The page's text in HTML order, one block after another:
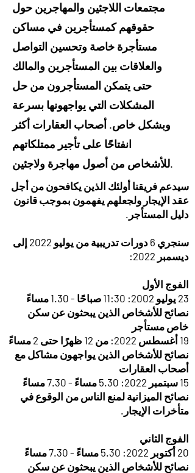
مجتمعات اللاجئين والمهاجرين حول
حقوقهم كمستأجرين في مساكن
مستأجرة خاصة وتحسين التواصل
والعلاقات بين المستأجرين والمالك
حتى يتمكن المستأجرون من حل
المشكلات التي يواجهونها بسرعة
وبشكل خاص. أصحاب العقارات أكثر
انفتاحًا على تأجير ممتلكاتهم
للأشخاص من أصول مهاجرة ولاجئين.
سيدعم فريقنا أولئك الذين يكافحون من أجل
عقد الإيجار ولجعلهم يفهمون بموجب قانون
دليل المستأجر.
سنجري 6 دورات تدريبية من يوليو 2022 إلى
ديسمبر 2022:
الفوج الأول
23 يوليو 2002: 11:30 صباحًا - 1.30 مساءً
نصائح للأشخاص الذين يبحثون عن سكن
خاص مستأجر
19 أغسطس 2022: من 12 ظهرًا حتى 2 مساءً
نصائح للأشخاص الذين يواجهون مشاكل مع
أصحاب العقارات
15 سبتمبر 2022: 5.30 مساءً - 7.30 مساءً
نصائح الميزانية لمنع الناس من الوقوع في
متأخرات الإيجار.
الفوج الثاني
20 أكتوبر 2022: 5.30 مساءً - 7.30 مساءً
نصائح للأشخاص الذين يبحثون عن سكن